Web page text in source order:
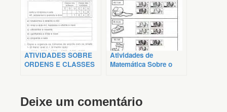
ATIVIDADES SOBRE
ORDENS E CLASSES
Atividades de
Matemática Sobre o
Deixe um comentário